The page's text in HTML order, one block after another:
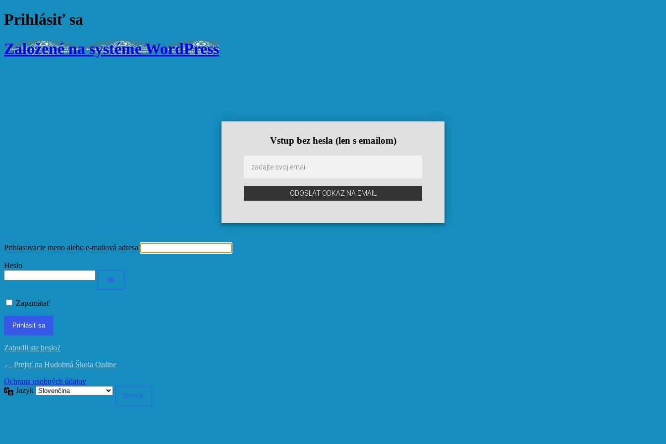
Prihlásiť sa
Založené na systéme WordPress
Vstup bez hesla (len s emailom)
ODOSLAT ODKAZ NA EMAIL
Prihlasovacie meno alebo e-mailová adresa
Heslo
Zapamätať
Zabudli ste heslo?
← Prejsť na Hudobná Škola Online
Ochrana osobných údajov
Jazyk